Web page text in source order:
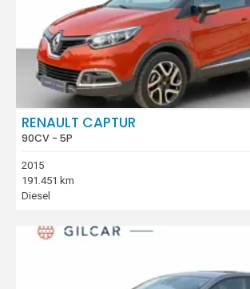
RENAULT CAPTUR
90CV - 5P
2015
191.451 km
Diesel